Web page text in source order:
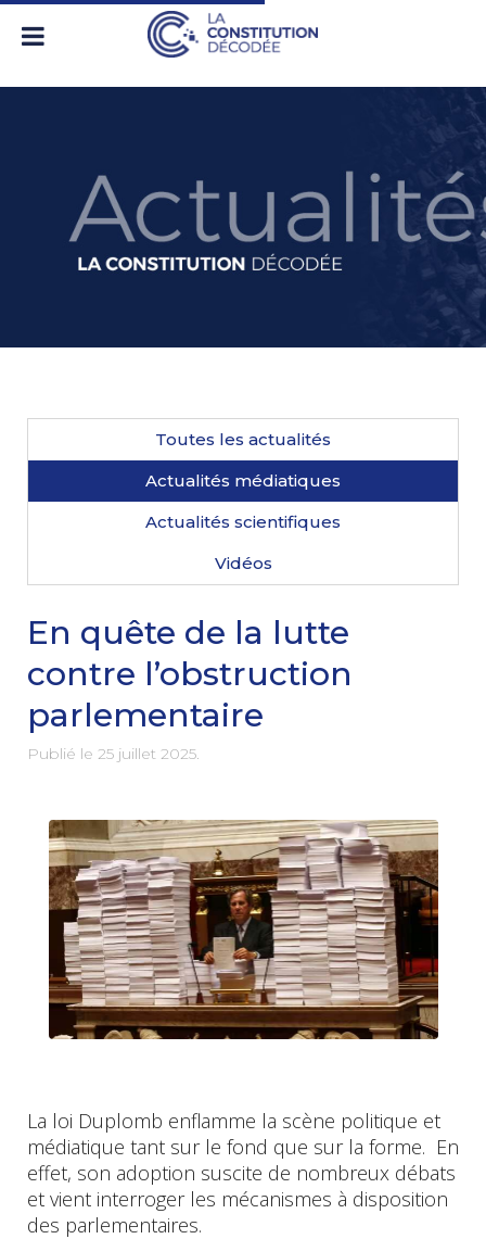
Toutes les actualités
Actualités médiatiques
Actualités scientifiques
Vidéos
En quête de la lutte
contre l’obstruction
parlementaire
Publié le 25 juillet 2025.
La loi Duplomb enflamme la scène politique et
médiatique tant sur le fond que sur la forme. En
effet, son adoption suscite de nombreux débats
et vient interroger les mécanismes à disposition
des parlementaires.